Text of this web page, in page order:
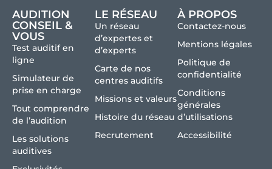
AUDITION
CONSEIL &
VOUS
Test auditif en
ligne
Simulateur de
prise en charge
Tout comprendre
de l’audition
Les solutions
auditives
LE RÉSEAU
Un réseau
d’expertes et
d’experts
Carte de nos
centres auditifs
Missions et valeurs
Histoire du réseau
Recrutement
À PROPOS
Contactez-nous
Mentions légales
Politique de
confidentialité
Conditions
générales
d’utilisations
Accessibilité